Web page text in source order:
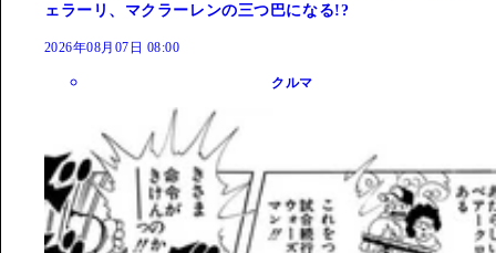
ェラーリ、マクラーレンの三つ巴になる!?
2026年08月07日 08:00
クルマ